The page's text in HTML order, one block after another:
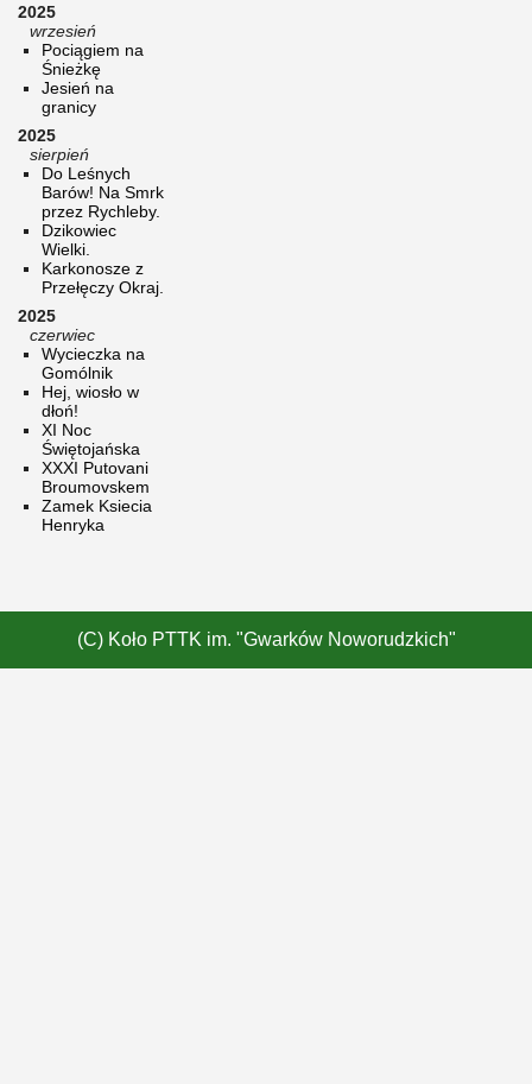
2025
wrzesień
Pociągiem na
Śnieżkę
Jesień na
granicy
2025
sierpień
Do Leśnych
Barów! Na Smrk
przez Rychleby.
Dzikowiec
Wielki.
Karkonosze z
Przełęczy Okraj.
2025
czerwiec
Wycieczka na
Gomólnik
Hej, wiosło w
dłoń!
XI Noc
Świętojańska
XXXI Putovani
Broumovskem
Zamek Ksiecia
Henryka
(C) Koło PTTK im. "Gwarków Noworudzkich"